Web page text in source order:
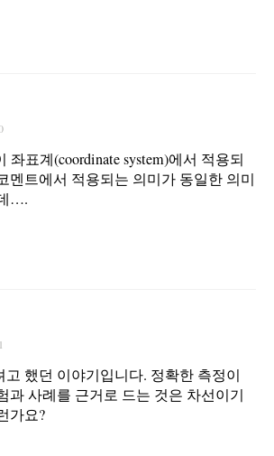
좌표계(coordinate system)에서 적용되
멘트에서 적용되는 의미가 동일한 의미
….
고 했던 이야기입니다. 정확한 측정이
과 사례를 근거로 드는 것은 차선이기
가요?